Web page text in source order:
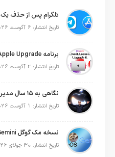
تلگرام پس از حذف یک
تاریخ انتشار: 6 آگوست 2026
تاریخ انتشار: 2 آگوست 2026
نگاهی به ۱۵ سال مدیریت تیم کوک در اپل
تاریخ انتشار: 1 آگوست 2026
تاریخ انتشار: 30 جولای 2026